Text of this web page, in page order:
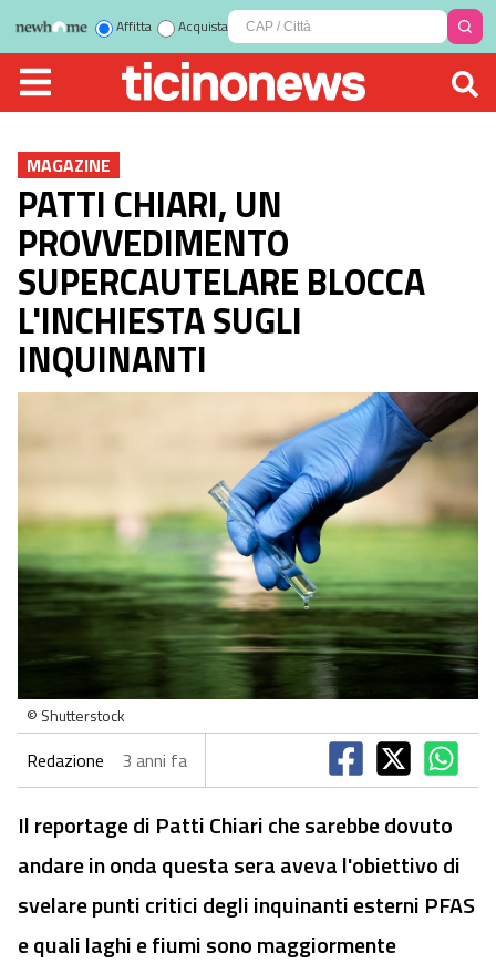
Affitta Acquista
MAGAZINE
PATTI CHIARI, UN
PROVVEDIMENTO
SUPERCAUTELARE BLOCCA
L'INCHIESTA SUGLI
INQUINANTI
© Shutterstock
Redazione 3 anni fa
Il reportage di Patti Chiari che sarebbe dovuto
andare in onda questa sera aveva l'obiettivo di
svelare punti critici degli inquinanti esterni PFAS
e quali laghi e fiumi sono maggiormente